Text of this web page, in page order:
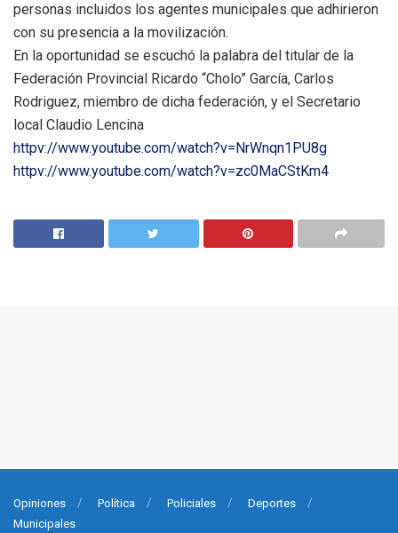
personas incluidos los agentes municipales que adhirieron
con su presencia a la movilización.
En la oportunidad se escuchó la palabra del titular de la
Federación Provincial Ricardo “Cholo” García, Carlos
Rodriguez, miembro de dicha federación, y el Secretario
local Claudio Lencina
httpv://www.youtube.com/watch?v=NrWnqn1PU8g
httpv://www.youtube.com/watch?v=zc0MaCStKm4
Opiniones Política Policiales
Deportes
Municipales